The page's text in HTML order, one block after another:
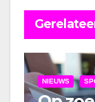
NIEUWS